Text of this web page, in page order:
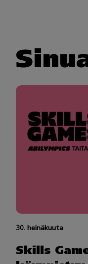
30. heinäkuuta
Skills